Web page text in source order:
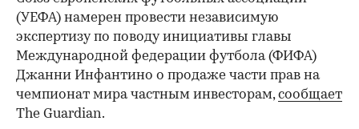
(УЕФА) намерен провести независимую
экспертизу по поводу инициативы главы
Международной федерации футбола (ФИФА)
Джанни Инфантино о продаже части прав на
чемпионат мира частным инвесторам,сообщает
The Guardian.